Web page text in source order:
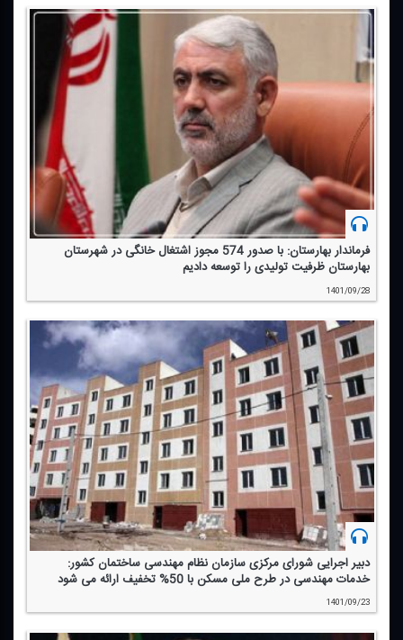
فرماندار بهارستان: با صدور 574 مجوز اشتغال خانگی در شهرستان
بهارستان ظرفیت تولیدی را توسعه دادیم
1401/09/28
دبیر اجرایی شورای مركزی سازمان نظام مهندسی ساختمان كشور:
خدمات مهندسی در طرح ملی مسكن با 50% تخفیف ارائه می شود
1401/09/23